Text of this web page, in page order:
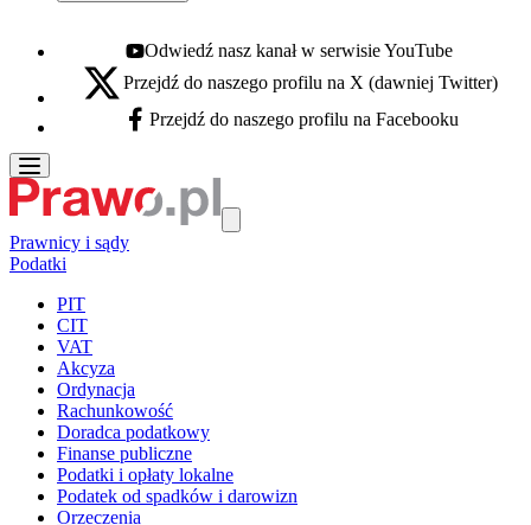
Youtube - otwiera się w nowej karcie
Odwiedź nasz kanał w serwisie YouTube
X - otwiera się w nowej karcie
Przejdź do naszego profilu na X (dawniej Twitter)
Facebook - otwiera się w nowej karcie
Przejdź do naszego profilu na Facebooku
Prawnicy i sądy
Podatki
PIT
CIT
VAT
Akcyza
Ordynacja
Rachunkowość
Doradca podatkowy
Finanse publiczne
Podatki i opłaty lokalne
Podatek od spadków i darowizn
Orzeczenia